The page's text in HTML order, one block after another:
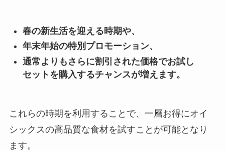
春の新生活を迎える時期や、
年末年始の特別プロモーション、
通常よりもさらに割引された価格でお試し
セットを購入するチャンスが増えます。
これらの時期を利用することで、一層お得にオイ
シックスの高品質な食材を試すことが可能となり
ます。